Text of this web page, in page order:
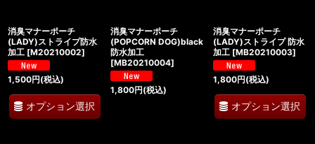
消臭マナーポーチ
(LADY)ストライプ防水
加工 [M20210002]
1,500円(税込)
オプション選択
消臭マナーポーチ
(POPCORN DOG)black
防水加工
[MB20210004]
1,800円(税込)
消臭マナーポーチ
(LADY)ストライプ 防水
加工 [MB20210003]
1,800円(税込)
オプション選択